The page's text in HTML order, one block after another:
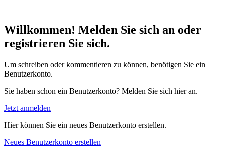
Willkommen! Melden Sie sich an oder
registrieren Sie sich.
Um schreiben oder kommentieren zu können, benötigen Sie ein
Benutzerkonto.
Sie haben schon ein Benutzerkonto? Melden Sie sich hier an.
Jetzt anmelden
Hier können Sie ein neues Benutzerkonto erstellen.
Neues Benutzerkonto erstellen